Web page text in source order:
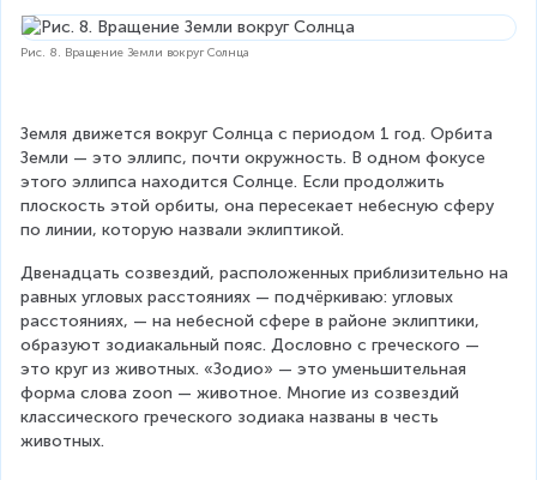
Рис. 8. Вращение Земли вокруг Солнца
Земля движется вокруг Солнца с периодом 1 год. Орбита
Земли — это эллипс, почти окружность. В одном фокусе
этого эллипса находится Солнце. Если продолжить
плоскость этой орбиты, она пересекает небесную сферу
по линии, которую назвали эклиптикой.
Двенадцать созвездий, расположенных приблизительно на
равных угловых расстояниях — подчёркиваю: угловых
расстояниях, — на небесной сфере в районе эклиптики,
образуют зодиакальный пояс. Дословно с греческого —
это круг из животных. «Зодио» — это уменьшительная
форма слова zoon — животное. Многие из созвездий
классического греческого зодиака названы в честь
животных.